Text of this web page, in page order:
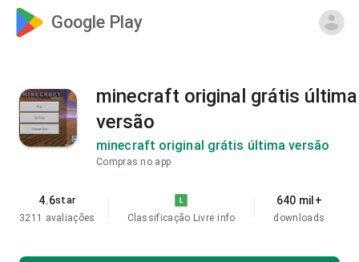
Google Play
minecraft original grátis última
versão
minecraft original grátis última versão
Compras no app
4.6star
3211 avaliações
Classificação Livre info
640 mil+
downloads